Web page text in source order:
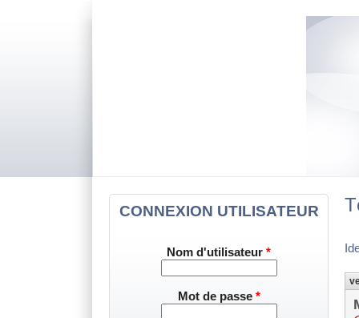
CONNEXION UTILISATEUR
Nom d'utilisateur*
Mot de passe *